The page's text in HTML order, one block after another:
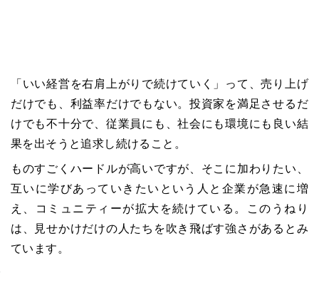
「いい経営を右肩上がりで続けていく」って、売り上げ
だけでも、利益率だけでもない。投資家を満足させるだ
けでも不十分で、従業員にも、社会にも環境にも良い結
果を出そうと追求し続けること。
ものすごくハードルが高いですが、そこに加わりたい、
互いに学びあっていきたいという人と企業が急速に増
え、コミュニティーが拡大を続けている。このうねり
は、見せかけだけの人たちを吹き飛ばす強さがあるとみ
ています。